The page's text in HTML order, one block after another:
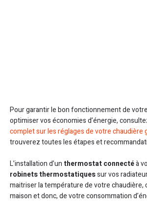
Pour garantir le bon fonctionnement de
optimiser vos économies d’énergie,
complet sur les réglages de votre chaudière
trouverez toutes les étapes et
L’installation d’un thermostat connectéà
robinets thermostatiquessur vos
maitriser la température de votre chaudière,
maison et donc, de votre consommation